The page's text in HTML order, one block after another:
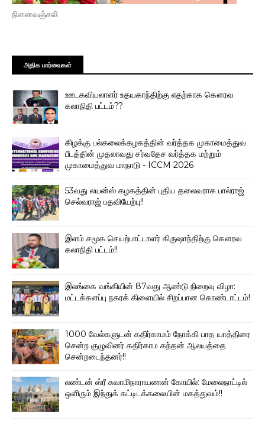
நினைவஞ்சலி
அதிக பார்வைகள்
ஊடகவியலாளர் உதயகாந்திற்கு எதற்காக கௌரவ
கலாநிதி பட்டம்??
கிழக்கு பல்கலைக்கழகத்தின் வர்த்தக முகாமைத்துவ
பீடத்தின் முதலாவது சர்வதேச வர்த்தக மற்றும்
முகாமைத்துவ மாநாடு - ICCM 2026
53வது லயன்ஸ் கழகத்தின் புதிய தலைவராக பால்ராஜ்
செல்வராஜ் பதவியேற்பு!!
இளம் சமூக செயற்பாட்டாளர் கிருஷாந்திற்கு கௌரவ
கலாநிதி பட்டம்!!
இலங்கை வங்கியின் 87வது ஆண்டு நிறைவு விழா:
மட்டக்களப்பு நகரக் கிளையில் சிறப்பான கொண்டாட்டம்!
1000 வேல்களுடன் கதிர்காமம் நோக்கி பாத யாத்திரை
சென்ற குழுவினர் கதிர்காம கந்தன் ஆலயத்தை
சென்றடைந்தனர்!!
லண்டன் ஸ்ரீ சுவாமிநாராயணன் கோயில்: மேலைநாட்டில்
ஒளிரும் இந்துக் கட்டிடக்கலையின் மகத்துவம்!!